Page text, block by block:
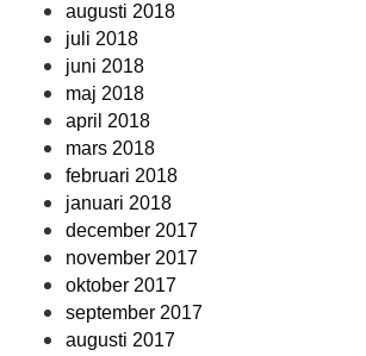
augusti 2018
juli 2018
juni 2018
maj 2018
april 2018
mars 2018
februari 2018
januari 2018
december 2017
november 2017
oktober 2017
september 2017
augusti 2017